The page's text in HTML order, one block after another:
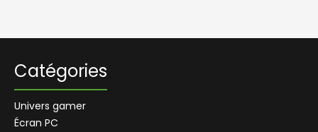
Catégories
Univers gamer
Écran PC